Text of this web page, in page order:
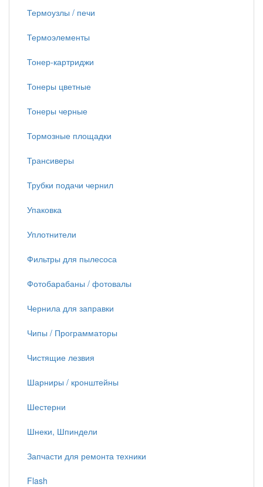
Термоузлы / печи
Термоэлементы
Тонер-картриджи
Тонеры цветные
Тонеры черные
Тормозные площадки
Трансиверы
Трубки подачи чернил
Упаковка
Уплотнители
Фильтры для пылесоса
Фотобарабаны / фотовалы
Чернила для заправки
Чипы / Программаторы
Чистящие лезвия
Шарниры / кронштейны
Шестерни
Шнеки, Шпиндели
Запчасти для ремонта техники
Flash